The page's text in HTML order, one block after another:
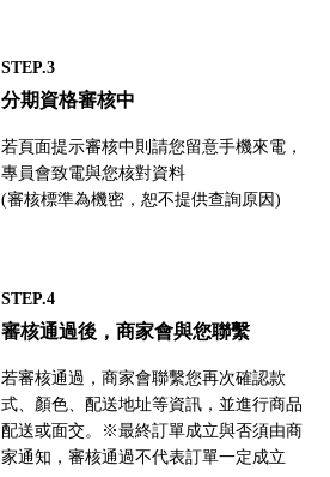
STEP.3
分期資格審核中
若頁面提示審核中則請您留意手機來電，
專員會致電與您核對資料
(審核標準為機密，恕不提供查詢原因)
STEP.4
審核通過後，商家會與您聯繫
若審核通過，商家會聯繫您再次確認款
式、顏色、配送地址等資訊，並進行商品
配送或面交。※最終訂單成立與否須由商
家通知，審核通過不代表訂單一定成立